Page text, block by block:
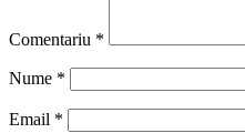
Comentariu *
Nume *
Email *